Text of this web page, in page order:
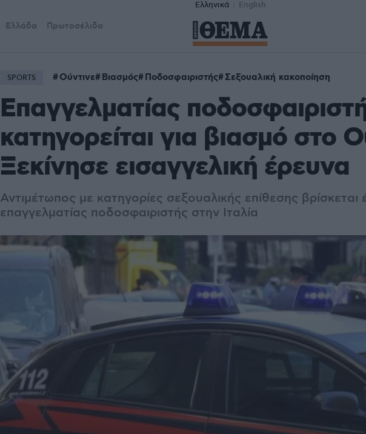
Ελληνικά English
Ελλάδα Πρωτοσέλιδα
SPORTS Ούντινε Βιασμός Ποδοσφαιριστής Σεξουαλική κακοποίηση
Επαγγελματίας
κατηγορείται για βιασμό στο
Ξεκίνησε εισαγγελική έρευνα
Αντιμέτωπος με κατηγορίες σεξουαλικής επίθεσης βρίσκεται
επαγγελματίας ποδοσφαιριστής στην Ιταλία